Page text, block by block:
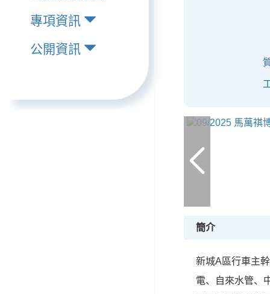
專項資訊
公開資訊
簡介
新城A區行車主
電、自來水管、